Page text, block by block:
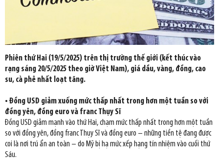
Phiên thứ Hai (19/5/2025) trên thị trường thế giới (kết thúc vào
rạng sáng 20/5/2025 theo giờ Việt Nam), giá dầu, vàng, đồng, cao
su, cà phê nhất loạt tăng.
• Đồng USD giảm xuống mức thấp nhất trong hơn một tuần so với
đồng yên, đồng euro và franc Thụy Sĩ
Đồng USD giảm mạnh vào thứ Hai, chạm mức thấp nhất trong hơn một tuần
so với đồng yên, đồng franc Thụy Sĩ và đồng euro – những tiền tệ đang được
coi là nơi trú ẩn an toàn – do Mỹ bị hạ mức xếp hạng tín nhiệm vào cuối thứ
Sáu.